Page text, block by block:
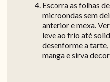
Escorra as folhas
microondas sem
anterior e mexa.
leve ao frio até
desenforme a
manga e sirva